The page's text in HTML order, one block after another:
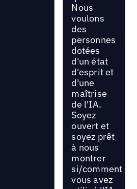
Nous
voulons
des
personnes
dotées
d'un état
d'esprit et
d'une
maîtrise
de l'IA.
Soyez
ouvert et
soyez prêt
à nous
montrer
si/comment
vous avez